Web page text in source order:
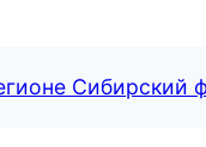
Сибирский